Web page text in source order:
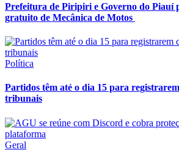
Prefeitura de Piripiri e Governo do Piauí
gratuito de Mecânica de Motos
Política
Partidos têm até o dia 15 para
tribunais
Geral